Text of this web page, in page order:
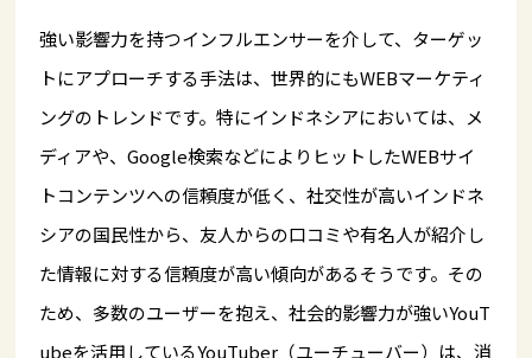
強い影響力を持つインフルエンサーを介して、ターゲッ
トにアプローチする手法は、世界的にもWEBマーケティ
ングのトレンドです。特にインドネシアにおいては、メ
ディアや、Google検索などによりヒットしたWEBサイ
トコンテンツへの信頼度が低く、社交性が高いインドネ
シアの国民性から、友人からの口コミや有名人が紹介し
た情報に対する信頼度が高い傾向があるそうです。その
ため、多数のユーザーを抱え、社会的影響力が強いYouT
ubeを活用しているYouTuber（ユーチューバー）は、消